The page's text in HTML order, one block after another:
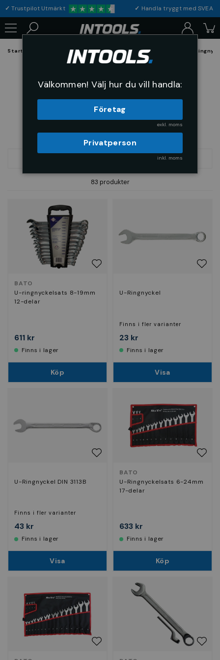
✓Trustpilot Utmärkt ✓ Handla tryggt med
Startsida Verktyg & Maskiner Handverktyg U-
SORTERA
83 produkter
BATO
U-ringnyckelsats 8-19mm
12-delar
611 kr
Finns i lager
Köp
U-Ringnyckel
Finns i fler varianter
23 kr
Finns i lager
Visa
U-Ringnyckel DIN 3113B
Finns i fler varianter
43 kr
Finns i lager
Visa
BATO
U-Ringnyckelsats 6-24mm
17-delar
633 kr
Finns i lager
Köp
Välkommen! Välj hur du vill handla:
Företag
exkl. moms
Privatperson
inkl. moms